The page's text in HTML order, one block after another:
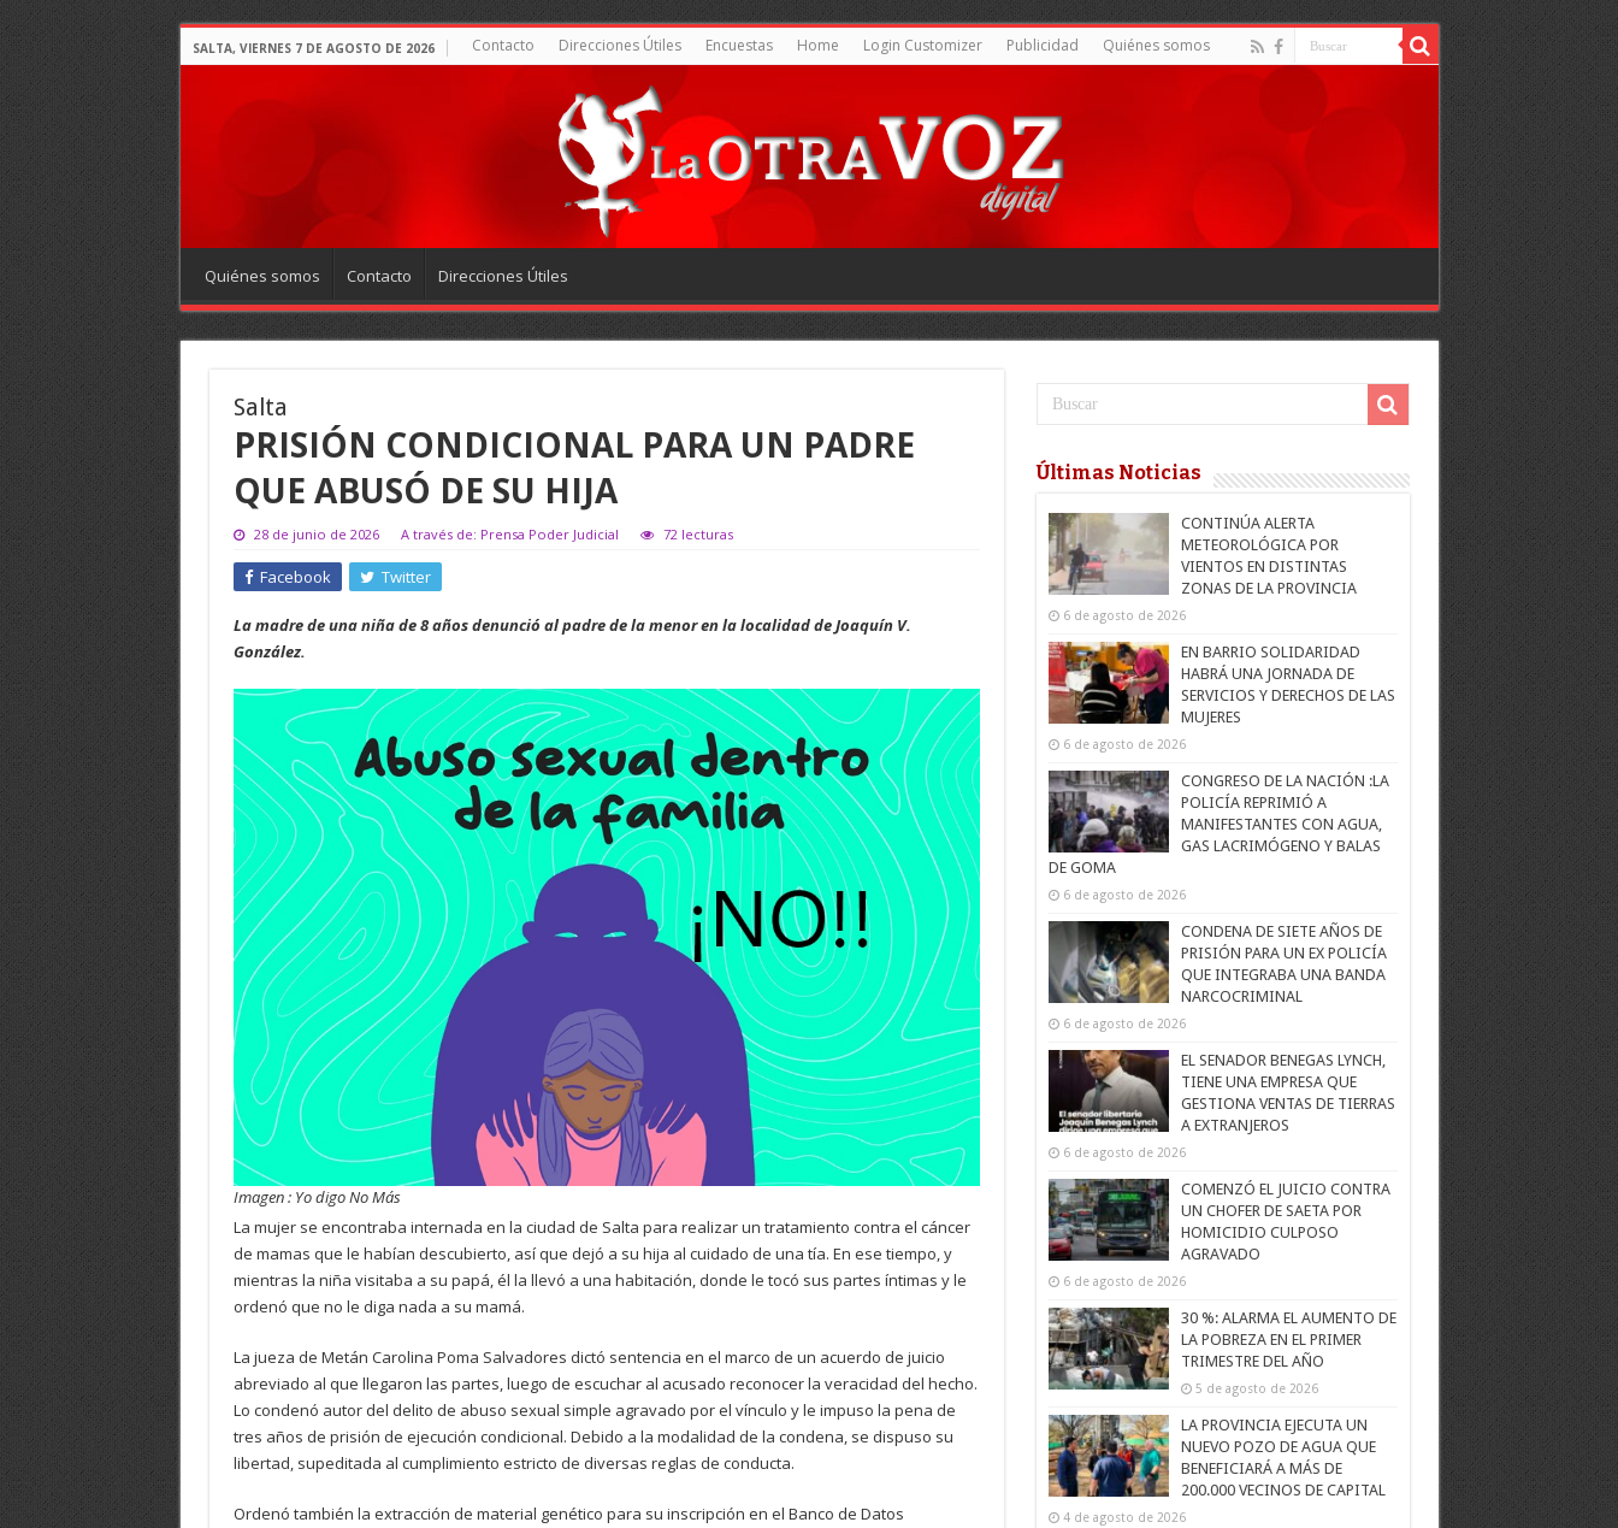
SALTA, VIERNES 7 DE AGOSTO DE 2026 Contacto Direcciones Útiles Encuestas Home Login Customizer Publicidad Quiénes somos
Quiénes somos Contacto Direcciones Útiles
Salta
PRISIÓN CONDICIONAL PARA UN PADRE
QUE ABUSÓ DE SU HIJA
28 de junio de 2026 A través de: Prensa Poder Judicial 72 lecturas
Facebook Twitter
La madre de una niña de 8 años denunció al padre de la menor en la localidad de Joaquín V.
González.
Imagen : Yo digo No Más
La mujer se encontraba internada en la ciudad de Salta para realizar un tratamiento contra el cáncer
de mamas que le habían descubierto, así que dejó a su hija al cuidado de una tía. En ese tiempo, y
mientras la niña visitaba a su papá, él la llevó a una habitación, donde le tocó sus partes íntimas y le
ordenó que no le diga nada a su mamá.
La jueza de Metán Carolina Poma Salvadores dictó sentencia en el marco de un acuerdo de juicio
abreviado al que llegaron las partes, luego de escuchar al acusado reconocer la veracidad del hecho.
Lo condenó autor del delito de abuso sexual simple agravado por el vínculo y le impuso la pena de
tres años de prisión de ejecución condicional. Debido a la modalidad de la condena, se dispuso su
libertad, supeditada al cumplimiento estricto de diversas reglas de conducta.
Ordenó también la extracción de material genético para su inscripción en el Banco de Datos
Últimas Noticias
CONTINÚA ALERTA
METEOROLÓGICA POR
VIENTOS EN DISTINTAS
ZONAS DE LA PROVINCIA
6 de agosto de 2026
EN BARRIO SOLIDARIDAD
HABRÁ UNA JORNADA DE
SERVICIOS Y DERECHOS DE LAS
MUJERES
6 de agosto de 2026
CONGRESO DE LA NACIÓN :LA
POLICÍA REPRIMIÓ A
MANIFESTANTES CON AGUA,
GAS LACRIMÓGENO Y BALAS
DE GOMA
6 de agosto de 2026
CONDENA DE SIETE AÑOS DE
PRISIÓN PARA UN EX POLICÍA
QUE INTEGRABA UNA BANDA
NARCOCRIMINAL
6 de agosto de 2026
EL SENADOR BENEGAS LYNCH,
TIENE UNA EMPRESA QUE
GESTIONA VENTAS DE TIERRAS
A EXTRANJEROS
6 de agosto de 2026
COMENZÓ EL JUICIO CONTRA
UN CHOFER DE SAETA POR
HOMICIDIO CULPOSO
AGRAVADO
6 de agosto de 2026
30 %: ALARMA EL AUMENTO DE
LA POBREZA EN EL PRIMER
TRIMESTRE DEL AÑO
5 de agosto de 2026
LA PROVINCIA EJECUTA UN
NUEVO POZO DE AGUA QUE
BENEFICIARÁ A MÁS DE
200.000 VECINOS DE CAPITAL
4 de agosto de 2026